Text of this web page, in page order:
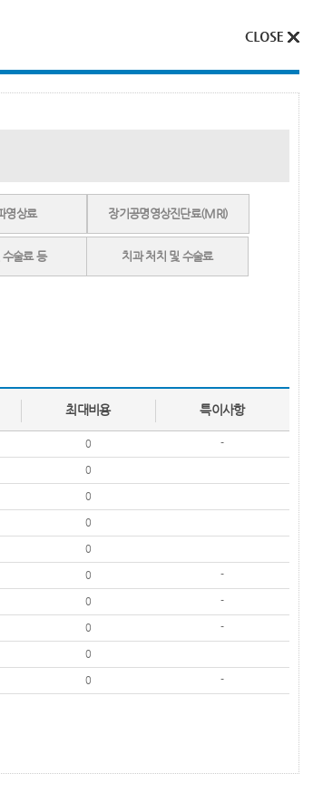
영상료 장기공명영상진단료(MRI)
술료 등 치과 처치 및 수술료
최대비용 특이사항
0 -
0
0
0
0
0 -
0 -
0 -
0
0 -